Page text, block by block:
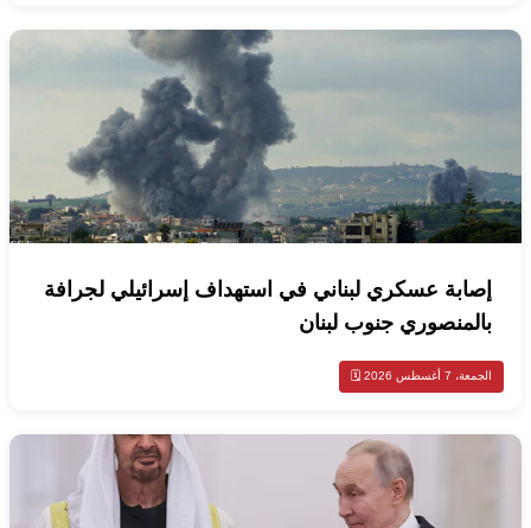
إصابة عسكري لبناني في استهداف إسرائيلي لجرافة
بالمنصوري جنوب لبنان
الجمعة، 7 أغسطس 2026 🗓️